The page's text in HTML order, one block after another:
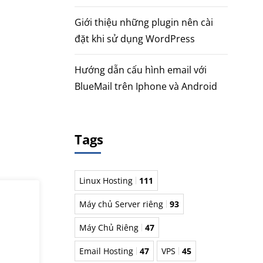
Giới thiệu những plugin nên cài
đặt khi sử dụng WordPress
Hướng dẫn cấu hình email với
BlueMail trên Iphone và Android
Tags
Linux Hosting 111
Máy chủ Server riêng 93
Máy Chủ Riêng 47
Email Hosting 47 VPS 45